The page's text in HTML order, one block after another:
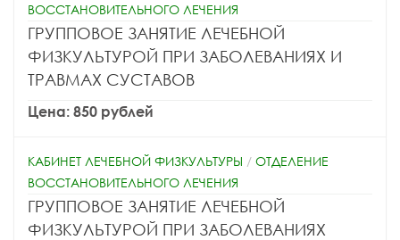
ВОССТАНОВИТЕЛЬНОГО ЛЕЧЕНИЯ
ГРУППОВОЕ ЗАНЯТИЕ ЛЕЧЕБНОЙ
ФИЗКУЛЬТУРОЙ ПРИ ЗАБОЛЕВАНИЯХ И
ТРАВМАХ СУСТАВОВ
Цена: 850 рублей
КАБИНЕТ ЛЕЧЕБНОЙ ФИЗКУЛЬТУРЫ / ОТДЕЛЕНИЕ
ВОССТАНОВИТЕЛЬНОГО ЛЕЧЕНИЯ
ГРУППОВОЕ ЗАНЯТИЕ ЛЕЧЕБНОЙ
ФИЗКУЛЬТУРОЙ ПРИ ЗАБОЛЕВАНИЯХ